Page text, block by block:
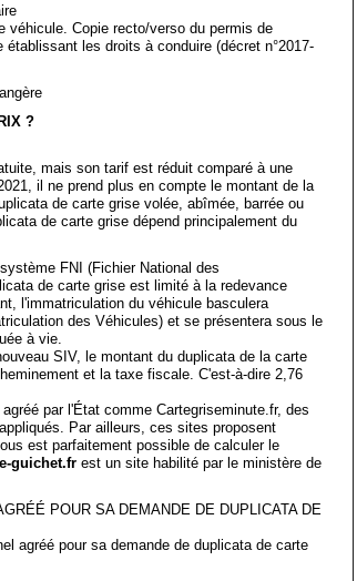
véhicule. Copie recto/verso du permis de
les droits à conduire (décret n°2017-
?
mais son tarif est réduit comparé à une
il ne prend plus en compte le montant de la
de carte grise volée, abîmée, barrée ou
de carte grise dépend principalement du
FNI (Fichier National des
de carte grise est limité à la redevance
l'immatriculation du véhicule basculera
des Véhicules) et se présentera sous le
à vie.
SIV, le montant du duplicata de la carte
et la taxe fiscale. C'est-à-dire 2,76
par l'État comme Cartegriseminute.fr, des
Par ailleurs, ces sites proposent
est parfaitement possible de calculer le
guichet.fr est un site habilité par le ministère de
POUR SA DEMANDE DE DUPLICATA DE
agréé pour sa demande de duplicata de carte